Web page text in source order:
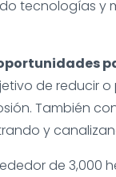
tecnologías y
de reducir
También
y
de 3,000